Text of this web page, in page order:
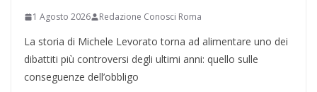
1 Agosto 2026 Redazione Conosci Roma
La storia di Michele Levorato torna ad alimentare uno dei
dibattiti più controversi degli ultimi anni: quello sulle
conseguenze dell’obbligo